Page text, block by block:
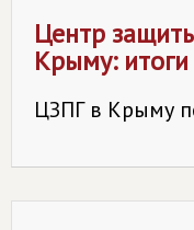
Центр
Крыму:
ЦЗПГ в Крыму